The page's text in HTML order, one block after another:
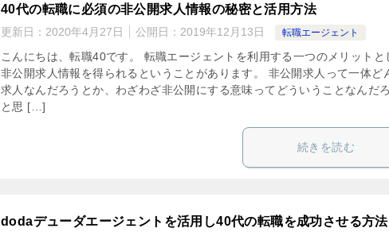
40代の転職に必須の非公開求人情報の秘密と活用方法
更新日： 2020年4月27日 公開日： 2019年12月13日 転職エージェント
こんにちは、転職40です。 転職エージェントを利用する一つのメリットと
非公開求人情報を得られるということがあります。 非公開求人って一体ど
求人なんだろうとか、わざわざ非公開にする意味ってどういうことなんだ
と思 […]
続きを読む
dodaデューダエージェントを活用し40代の転職を成功させる方法